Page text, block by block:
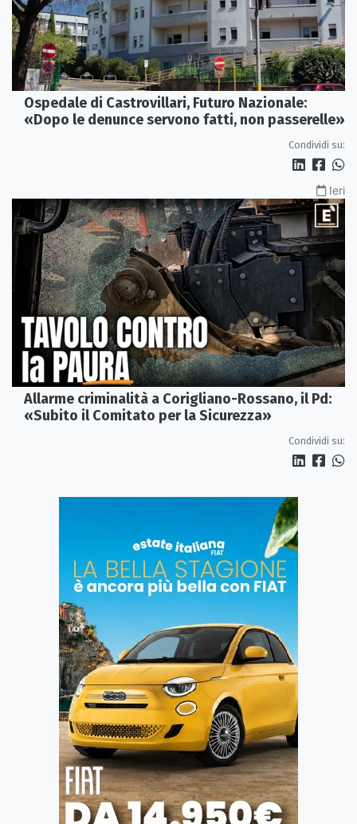
Ospedale di Castrovillari, Futuro Nazionale:
«Dopo le denunce servono fatti, non passerelle»
Condividi su:
Ieri
Allarme criminalità a Corigliano-Rossano, il Pd:
«Subito il Comitato per la Sicurezza»
Condividi su: